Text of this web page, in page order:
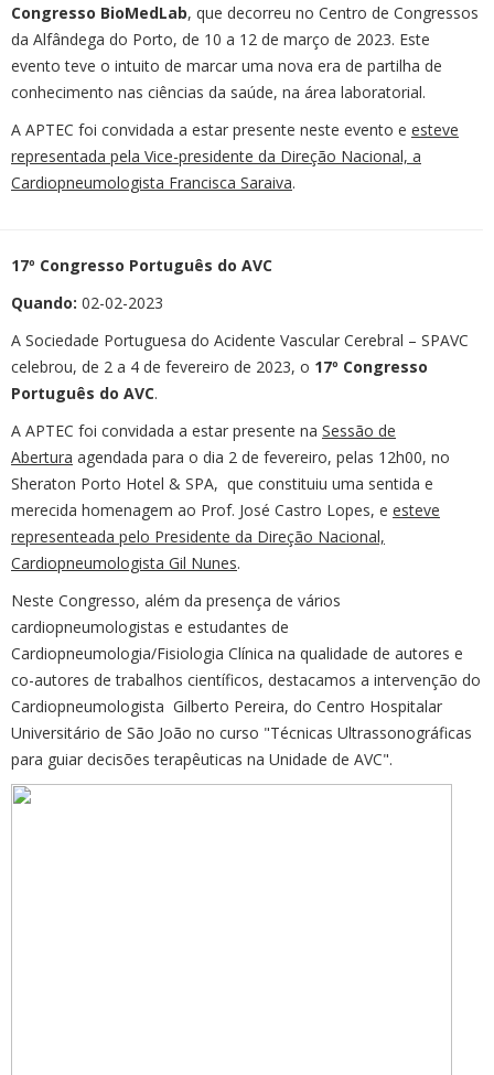
Congresso BioMedLab, que decorreu no Centro de Congressos
da Alfândega do Porto, de 10 a 12 de março de 2023. Este
evento teve o intuito de marcar uma nova era de partilha de
conhecimento nas ciências da saúde, na área laboratorial.
A APTEC foi convidada a estar presente neste evento e esteve
representada pela Vice-presidente da Direção Nacional, a
Cardiopneumologista Francisca Saraiva.
17º Congresso Português do AVC
Quando: 02-02-2023
A Sociedade Portuguesa do Acidente Vascular Cerebral – SPAVC
celebrou, de 2 a 4 de fevereiro de 2023, o 17º Congresso
Português do AVC.
A APTEC foi convidada a estar presente na Sessão de
Abertura agendada para o dia 2 de fevereiro, pelas 12h00, no
Sheraton Porto Hotel & SPA, que constituiu uma sentida e
merecida homenagem ao Prof. José Castro Lopes, e esteve
representeada pelo Presidente da Direção Nacional,
Cardiopneumologista Gil Nunes.
Neste Congresso, além da presença de vários
cardiopneumologistas e estudantes de
Cardiopneumologia/Fisiologia Clínica na qualidade de autores e
co-autores de trabalhos científicos, destacamos a intervenção do
Cardiopneumologista Gilberto Pereira, do Centro Hospitalar
Universitário de São João no curso "Técnicas Ultrassonográficas
para guiar decisões terapêuticas na Unidade de AVC".